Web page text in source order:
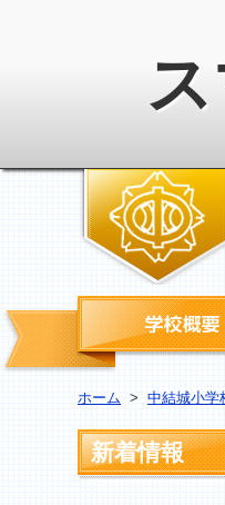
ホーム > 中結城小学
新着情報